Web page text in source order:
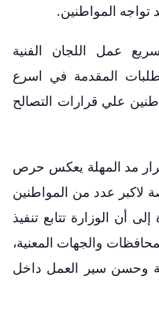
المواطنين.
عمل اللجان الفنية
المقدمة في اسرع
علي قرارات التصالح
قرار مد المهلة يعكس حرص
لاكبر عدد من المواطنين
أن الوزارة تتابع تنفيذ
والجهات المعنية،
وحسن سير العمل داخل